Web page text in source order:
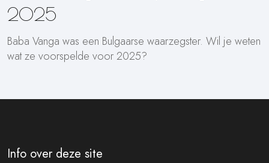
2025
Baba Vanga was een Bulgaarse waarzegster. Wil je weten
wat ze voorspelde voor 2025?
Info over deze site